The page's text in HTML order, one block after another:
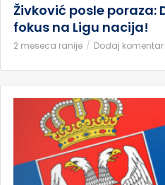
Živković posle poraza:
fokus na Ligu nacija!
2 meseca ranije Dodaj komentar